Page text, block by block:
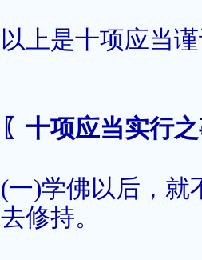
以上是十项应当
〖十项应当实行
(一)学佛以后，就
去修持。